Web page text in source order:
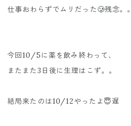
仕事おわらずでムリだった🥲残念。。
今回10/5に薬を飲み終わって、
またまた3日後に生理はこず。。
結局来たのは10/12やったよ😇遅